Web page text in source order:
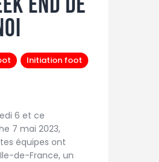
Initiation foot
6 et ce
7 mai 2023,
équipes ont
de-France, un